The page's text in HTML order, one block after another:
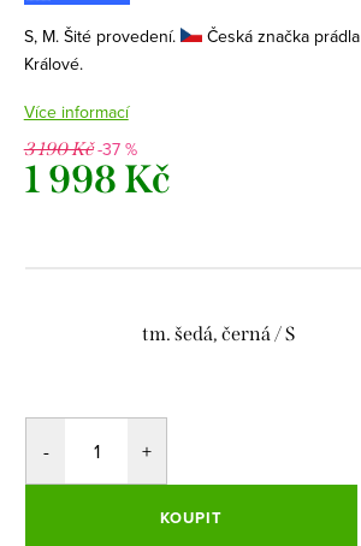
S, M. Šité provedení. Česká značka prádla
Králové.
Více informací
3 190 Kč-37 %
1 998 Kč
tm. šedá, černá / S
KOUPIT